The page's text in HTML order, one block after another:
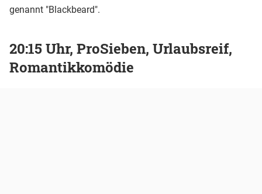
genannt "Blackbeard".
20:15 Uhr, ProSieben, Urlaubsreif,
Romantikkomödie